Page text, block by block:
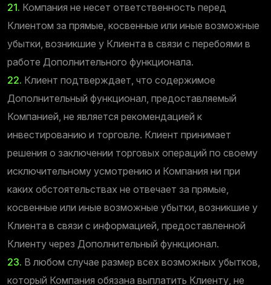
21. Компания не несет ответственность перед
Клиентом за прямые, косвенные или иные возможные
убытки, возникшие у Клиента в связи с перебоями в
работе Дополнительного функционала.
22. Клиент подтверждает, что содержимое
Дополнительный функционал, предоставляемый
Компанией, не является рекомендацией к
инвестированию и торговле. Клиент принимает
решения о заключении торговых операций по своему
исключительному усмотрению и Компания ни при
каких обстоятельствах не отвечает за прямые,
косвенные или иные возможные убытки, возникшие у
Клиента в связи с информацией, предоставленной
Клиенту через Дополнительный функционал.
23. В любом случае размер всех возможных убытков,
который Компания обязана выплатить Клиенту, не